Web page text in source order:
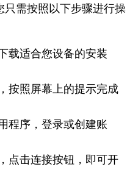
只需按照以下步骤进行操
载适合您设备的安装
按照屏幕上的提示完成
程序，登录或创建账
点击连接按钮，即可开